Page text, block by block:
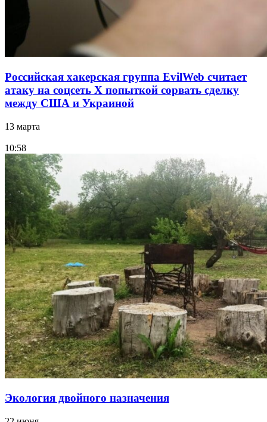
Российская хакерская группа EvilWeb считает
атаку на соцсеть Х попыткой сорвать сделку
между США и Украиной
13 марта
10:58
Экология двойного назначения